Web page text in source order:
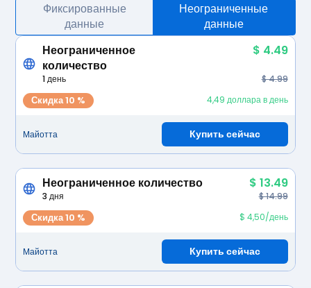
Фиксированные
данные
Неограниченные
данные
Неограниченное
количество
$ 4.49
1 день $ 4.99
Скидка 10 % 4,49 доллара в день
Майотта Купить сейчас
Неограниченное количество $ 13.49
3 дня $ 14.99
Скидка 10 % $ 4,50/день
Майотта Купить сейчас